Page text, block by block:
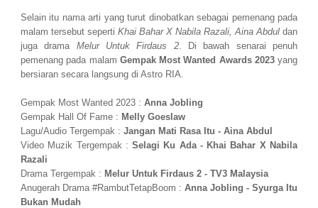
Selain itu nama arti yang turut dinobatkan sebagai pemenang pada
malam tersebut seperti Khai Bahar X Nabila Razali, Aina Abdul dan
juga drama Melur Untuk Firdaus 2. Di bawah senarai penuh
pemenang pada malam Gempak Most Wanted Awards 2023yang
bersiaran secara langsung di Astro RIA.
Gempak Most Wanted 2023 : Anna Jobling
Gempak Hall Of Fame : Melly Goeslaw
Lagu/Audio Tergempak : Jangan Mati Rasa Itu - Aina Abdul
Video Muzik Tergempak :Selagi Ku Ada - Khai Bahar X Nabila
Razali
Drama Tergempak : Melur Untuk Firdaus 2 - TV3 Malaysia
Anugerah Drama #RambutTetapBoom : Anna Jobling - Syurga Itu
Bukan Mudah